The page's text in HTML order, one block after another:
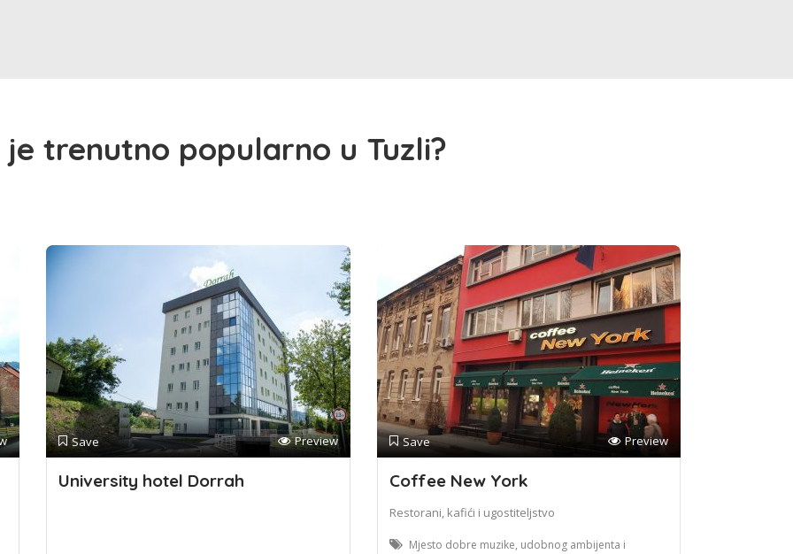
je trenutno popularno u Tuzli?
Save Preview
University hotel Dorrah
Save Preview
Coffee New York
Restorani, kafići i ugostiteljstvo
Mjesto dobre muzike, udobnog ambijenta i